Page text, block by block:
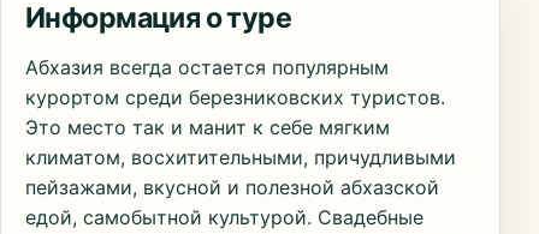
Информация о туре
Абхазия всегда остается популярным
курортом среди березниковских туристов.
Это место так и манит к себе мягким
климатом, восхитительными, причудливыми
пейзажами, вкусной и полезной абхазской
едой, самобытной культурой. Свадебные